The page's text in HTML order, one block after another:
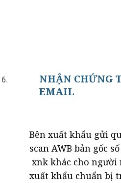
NHẬN CHỨNG
EMAIL
Bên xuất khẩu gửi
scan AWB bản gốc
xnk khác cho người
xuất khẩu chuẩn bị